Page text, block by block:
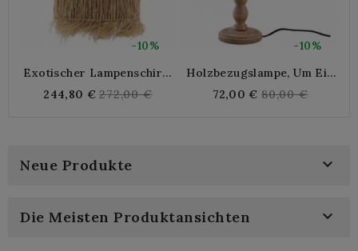
-10%
Exotischer Lampenschirm
H 45 Cm
244,80 € Regular
272,00 €
-10%
Holzbezugslampe, Um Ein
Baumwolle Zu Legen
72,00 € Regular
80,00 €
Neue Produkte 
Die Meisten Produktansichten 